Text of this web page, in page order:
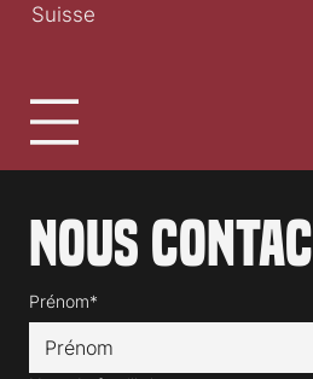
Nous
Prénom*
Suisse